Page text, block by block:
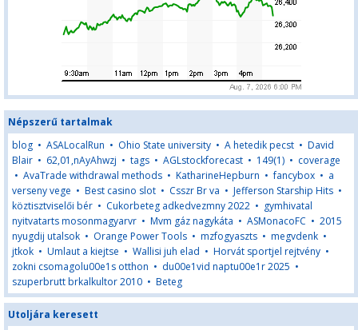
Népszerű tartalmak
blog • ASALocalRun • Ohio State university • A hetedik pecst • David
Blair • 62,01,nAyAhwzj • tags • AGLstockforecast • 149(1) • coverage
• AvaTrade withdrawal methods • KatharineHepburn •fancybox • a
verseny vege • Best casino slot • Csszr Br va • Jefferson Starship Hits •
köztisztviselői bér • Cukorbeteg adkedvezmny 2022 • gymhivatal
nyitvatarts mosonmagyarvr • Mvm gáz nagykáta • ASMonacoFC • 2015
nyugdij utalsok • Orange Power Tools • mzfogyaszts • megvdenk •
jtkok • Umlaut a kiejtse • Wallisi juh elad • Horvát sportjel rejtvény •
zokni csomagolu00e1s otthon • du00e1vid naptu00e1r 2025 •
szuperbrutt brkalkultor 2010 • Beteg
Utoljára keresett